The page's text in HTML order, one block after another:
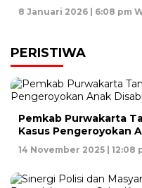
8 Januari 2026 | 6:08 pm
PERISTIWA
Pemkab Purwakarta
Kasus Pengeroyokan
14 November 2025 | 12:08